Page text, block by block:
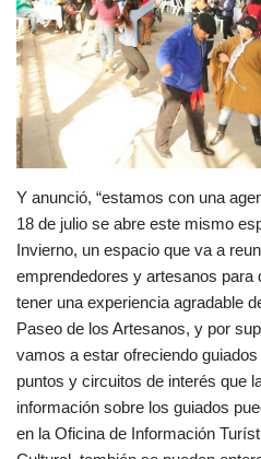
Y anunció, “estamos con una
18 de julio se abre este mismo
Invierno, un espacio que va a
emprendedores y artesanos para
tener una experiencia agradable
Paseo de los Artesanos, y por
vamos a estar ofreciendo
puntos y circuitos de interés que
información sobre los guiados
en la Oficina de Información